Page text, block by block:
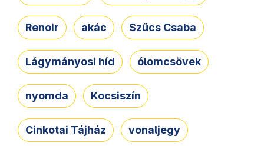
Renoir akác Szűcs Csaba
Lágymányosi híd ólomcsövek
nyomda Kocsiszín
Cinkotai Tájház vonaljegy